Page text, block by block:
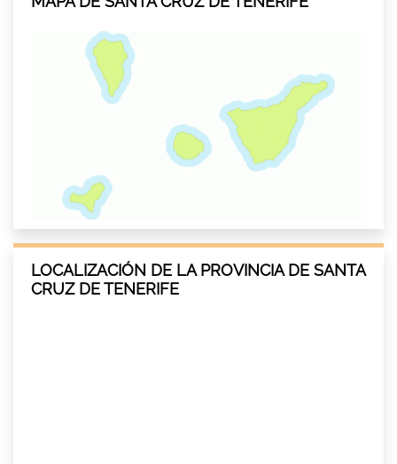
LOCALIZACIÓN DE LA PROVINCIA DE SANTA
CRUZ DE TENERIFE